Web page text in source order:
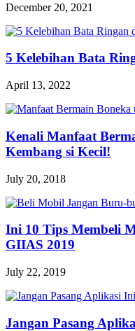
December 20, 2021
5 Kelebihan Bata
April 13, 2022
Kenali Manfaat
Kembang si Kecil!
July 20, 2018
Ini 10 Tips Membeli
GIIAS 2019
July 22, 2019
Jangan Pasang